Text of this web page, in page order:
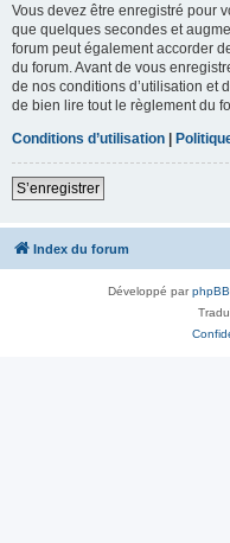
Vous devez être enregistré pour
que quelques secondes et
forum peut également accorder
du forum. Avant de vous
de nos conditions d’utilisation et
de bien lire tout le règlement du
Conditions d’utilisation |
S’enregistrer
Index du forum
Développé parphpBB